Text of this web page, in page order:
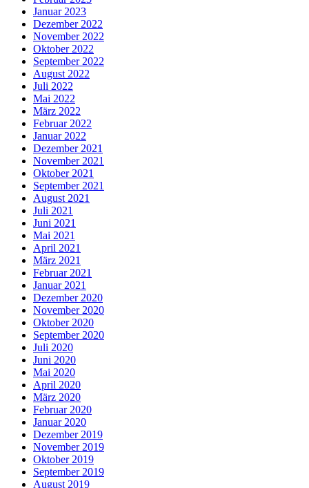
Januar 2023
Dezember 2022
November 2022
Oktober 2022
September 2022
August 2022
Juli 2022
Mai 2022
März 2022
Februar 2022
Januar 2022
Dezember 2021
November 2021
Oktober 2021
September 2021
August 2021
Juli 2021
Juni 2021
Mai 2021
April 2021
März 2021
Februar 2021
Januar 2021
Dezember 2020
November 2020
Oktober 2020
September 2020
Juli 2020
Juni 2020
Mai 2020
April 2020
März 2020
Februar 2020
Januar 2020
Dezember 2019
November 2019
Oktober 2019
September 2019
August 2019